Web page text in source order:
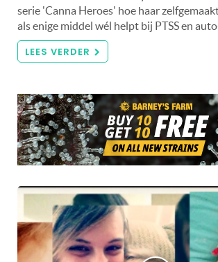
serie 'Canna Heroes' hoe haar
als enige middel wél helpt bij PTSS en
LEES VERDER